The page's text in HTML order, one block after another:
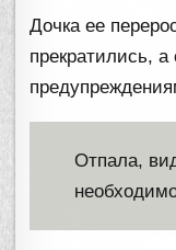
Дочка ее
прекратились,
Отпала,